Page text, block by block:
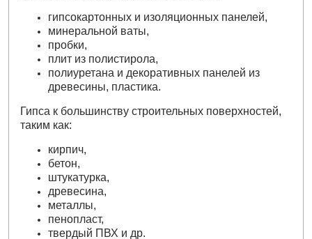
гипсокартонных и изоляционных панелей,
минеральной ваты,
пробки,
плит из полистирола,
полиуретана и декоративных панелей из
древесины, пластика.
Гипса к большинству строительных поверхностей,
таким как:
кирпич,
бетон,
штукатурка,
древесина,
металлы,
пенопласт,
твердый ПВХ и др.